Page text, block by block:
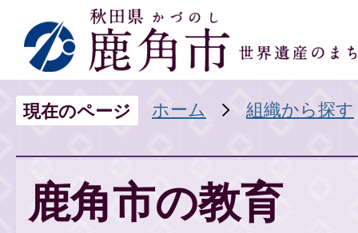
現在のページ ホーム 組織から探す
鹿角市の教育